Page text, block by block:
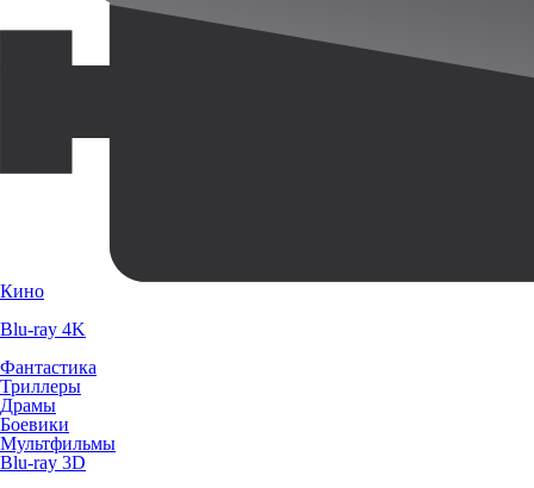
Кино
Blu-ray 4K
Фантастика
Триллеры
Драмы
Боевики
Мультфильмы
Blu-ray 3D